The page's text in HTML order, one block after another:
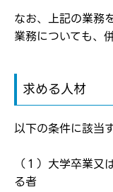
なお、上記の業務
業務についても、
求める人材
以下の条件に該当
（１）大学卒業
る者